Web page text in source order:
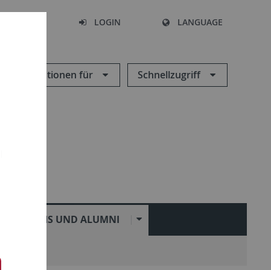
LOGIN LANGUAGE
Informationen für Schnellzugriff
PRAXIS UND ALUMNI